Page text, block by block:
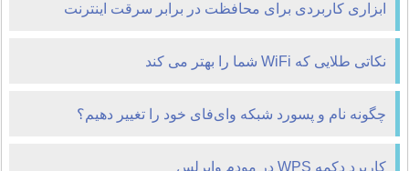
ابزاری کاربردی برای محافظت در برابر سرقت اینترنت
نکاتی طلایی که WiFi شما را بهتر می کند
چگونه نام و پسورد شبکه وای‌فای خود را تغییر دهیم؟
کاربرد دکمه WPS در مودم وایرلس